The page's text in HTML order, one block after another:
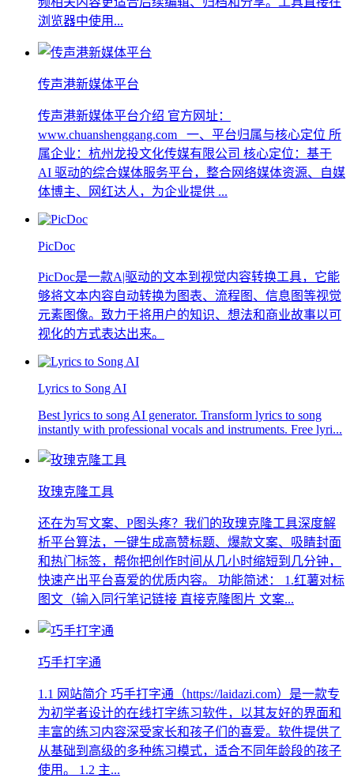
浏览器中使用...
传声港新媒体平台
传声港新媒体平台介绍 官方网址：
www.chuanshenggang.com 一、平台归属与核心定位 所
属企业：杭州龙投文化传媒有限公司 核心定位：基于
AI 驱动的综合媒体服务平台，整合网络媒体资源、自媒
体博主、网红达人，为企业提供 ...
PicDoc
PicDoc是一款A|驱动的文本到视觉内容转换工具，它能
够将文本内容自动转换为图表、流程图、信息图等视觉
元素图像。致力于将用户的知识、想法和商业故事以可
视化的方式表达出来。
Lyrics to Song AI
Best lyrics to song AI generator. Transform lyrics to song
instantly with professional vocals and instruments. Free lyri...
玫瑰克隆工具
还在为写文案、P图头疼？我们的玫瑰克隆工具深度解
析平台算法，一键生成高赞标题、爆款文案、吸睛封面
和热门标签，帮你把创作时间从几小时缩短到几分钟，
快速产出平台喜爱的优质内容。 功能简述： 1.红薯对标
图文（输入同行笔记链接 直接克隆图片 文案...
巧手打字通
1.1 网站简介 巧手打字通（https://laidazi.com）是一款专
为初学者设计的在线打字练习软件，以其友好的界面和
丰富的练习内容深受家长和孩子们的喜爱。软件提供了
从基础到高级的多种练习模式，适合不同年龄段的孩子
使用。 1.2 主...